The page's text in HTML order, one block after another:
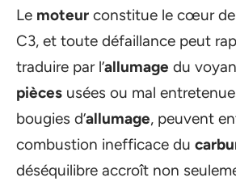
Le moteur constitue le cœur
C3, et toute défaillance peut
traduire par l’allumage du
pièces usées ou mal
bougies d’allumage, peuvent
combustion inefficace du
déséquilibre accroît non